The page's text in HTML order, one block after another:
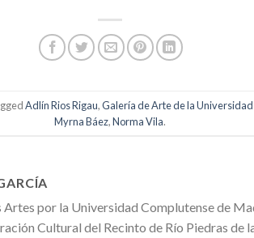
Adlín Rios Rigau,Galería de Arte de la
Myrna Báez,Norma Vila.
Artes por la Universidad Complutense de
Cultural del Recinto de Río Piedras de